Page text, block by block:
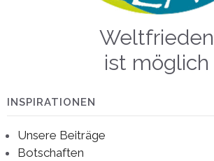
Weltfrieden
ist möglich
INSPIRATIONEN
Unsere Beiträge
Botschaften